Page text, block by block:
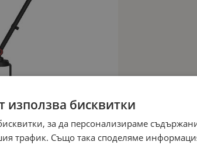
използва бисквитки
за да персонализираме
трафик. Също така споделяме